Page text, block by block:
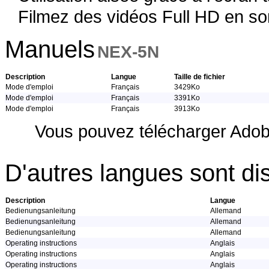
Filmez des vidéos Full HD en
Manuels NEX-5N
Description Langue
Taille de fichier
Mode d'emploi
Français
3429Ko
Mode d'emploi
Français
3391Ko
Mode d'emploi
Français 3913Ko
Vous pouvez télécharger
D'autres langues sont
Description
Langue
Bedienungsanleitung
Allemand
Bedienungsanleitung
Allemand
Bedienungsanleitung
Allemand
Operating instructions
Anglais
Operating instructions
Anglais
Operating instructions
Anglais